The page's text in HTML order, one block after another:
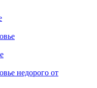
недорого от